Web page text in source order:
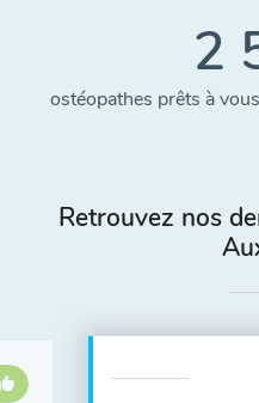
2
ostéopathes prêts à
Retrouvez nos